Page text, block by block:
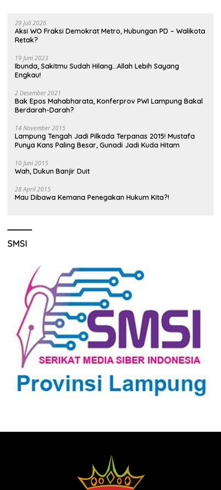
29 Juli 2026
Aksi WO Fraksi Demokrat Metro, Hubungan PD – Walikota
Retak?
19 Juni 2023
Ibunda, Sakitmu Sudah Hilang…Allah Lebih Sayang
Engkau!
2 Desember 2021
Bak Epos Mahabharata, Konferprov PWI Lampung Bakal
Berdarah-Darah?
14 November 2015
Lampung Tengah Jadi Pilkada Terpanas 2015! Mustafa
Punya Kans Paling Besar, Gunadi Jadi Kuda Hitam
10 Juni 2015
Wah, Dukun Banjir Duit
28 April 2015
Mau Dibawa Kemana Penegakan Hukum Kita?!
SMSI